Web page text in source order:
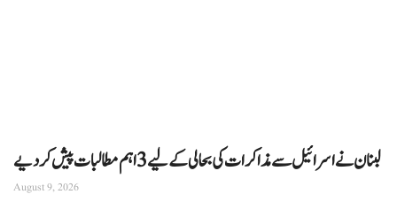
لبنان نے اسرائیل سے مذاکرات کی بحالی کے لیے 3 اہم مطالبات پیش کر دیے
August 9, 2026